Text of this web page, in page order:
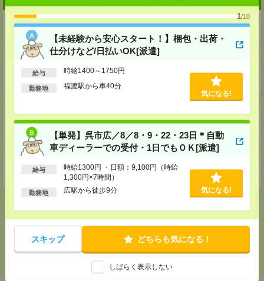
1/10
【未経験から安心スタート！】梱包・出荷・
仕分けなど/日払いOK[派遣]
給与 時給1400～1750円
勤務地
福渡駅から車40分
気になる!
【単発】呉市広／8／8・9・22・23日＊自動
車ディーラーでの受付・1日でもＯＫ[派遣]
給与
時給1300円 ・日額：9,100円（時給
1,300円×7時間）
勤務地 広駅から徒歩9分 気になる!
スキップ どちらも気になる！
しばらく表示しない
株式会社ワールドインテック R＆D事業部
事業内容
上場企業を主体とする研究開発、情報、技術、製造分野の総合コンサルティ
ング・人事コンサルティング・アウトソーシング事業
https://en-gage.net/witc_rd/
事業所
東京都港区東新橋2-14-1NBFコモディオ汐留4階
応募ページへ